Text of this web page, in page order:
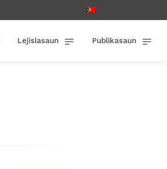
Lejislasaun Publikasaun